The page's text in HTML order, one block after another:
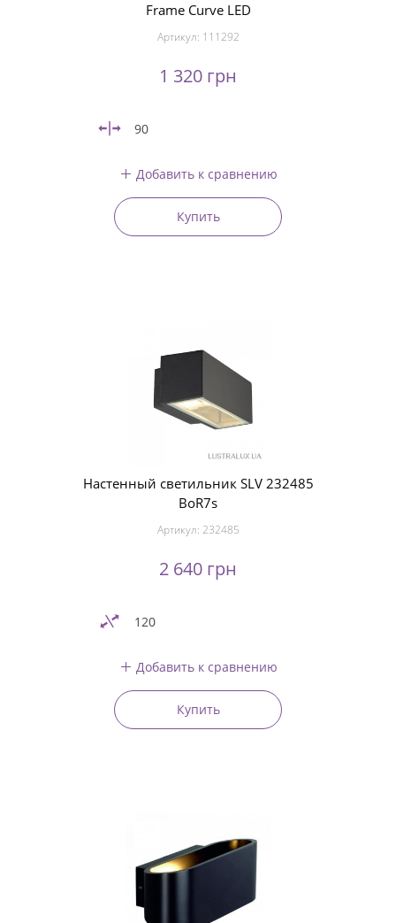
Frame Curve LED
Артикул: 111292
1 320 грн
90
Добавить к сравнению
Купить
Настенный светильник SLV 232485
BoR7s
Артикул: 232485
2 640 грн
120
Добавить к сравнению
Купить